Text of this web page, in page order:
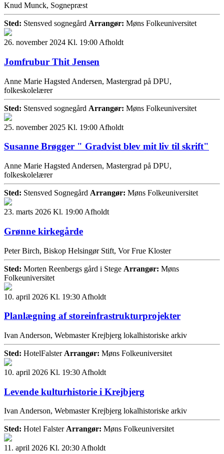
Knud Munck, Sognepræst
Sted: Stensved sognegård Arrangør: Møns Folkeuniversitet
26. november 2024 Kl. 19:00 Afholdt
Jomfrubur Thit Jensen
Anne Marie Hagsted Andersen, Mastergrad på DPU,
folkeskolelærer
Sted: Stensved sognegård Arrangør: Møns Folkeuniversitet
25. november 2025 Kl. 19:00 Afholdt
Susanne Brøgger " Gradvist blev mit liv til skrift"
Anne Marie Hagsted Andersen, Mastergrad på DPU,
folkeskolelærer
Sted: Stensved Sognegård Arrangør: Møns Folkeuniversitet
23. marts 2026 Kl. 19:00 Afholdt
Grønne kirkegårde
Peter Birch, Biskop Helsingør Stift, Vor Frue Kloster
Sted: Morten Reenbergs gård i Stege Arrangør: Møns
Folkeuniversitet
10. april 2026 Kl. 19:30 Afholdt
Planlægning af storeinfrastrukturprojekter
Ivan Anderson, Webmaster Krejbjerg lokalhistoriske arkiv
Sted: HotelFalster Arrangør: Møns Folkeuniversitet
10. april 2026 Kl. 19:30 Afholdt
Levende kulturhistorie i Krejbjerg
Ivan Anderson, Webmaster Krejbjerg lokalhistoriske arkiv
Sted: Hotel Falster Arrangør: Møns Folkeuniversitet
11. april 2026 Kl. 20:30Afholdt